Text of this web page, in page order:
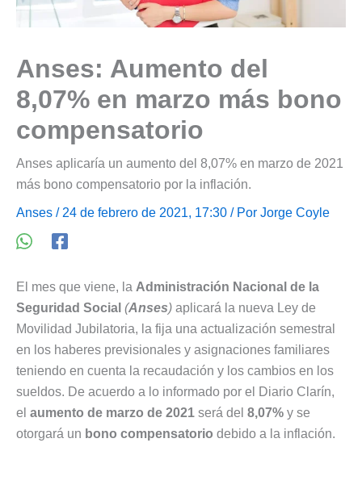
Anses: Aumento del
8,07% en marzo más bono
compensatorio
Anses aplicaría un aumento del 8,07% en marzo de 2021
más bono compensatorio por la inflación.
Anses / 24 de febrero de 2021, 17:30 / Por Jorge Coyle
El mes que viene, la Administración Nacional de la
Seguridad Social (Anses) aplicará la nueva Ley de
Movilidad Jubilatoria, la fija una actualización semestral
en los haberes previsionales y asignaciones familiares
teniendo en cuenta la recaudación y los cambios en los
sueldos. De acuerdo a lo informado por el Diario Clarín,
el aumento de marzo de 2021 será del 8,07% y se
otorgará un bono compensatorio debido a la inflación.